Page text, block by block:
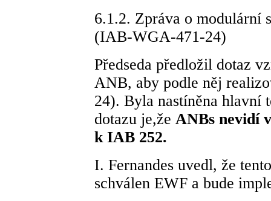
6.1.2. Zpráva o modulární
(IAB-WGA-471-24)
Předseda předložil dotaz
ANB, aby podle něj
24). Byla nastíněna hlavní
dotazu je,že ANBs nevidí
k IAB 252.
I. Fernandes uvedl, že
schválen EWF a bude